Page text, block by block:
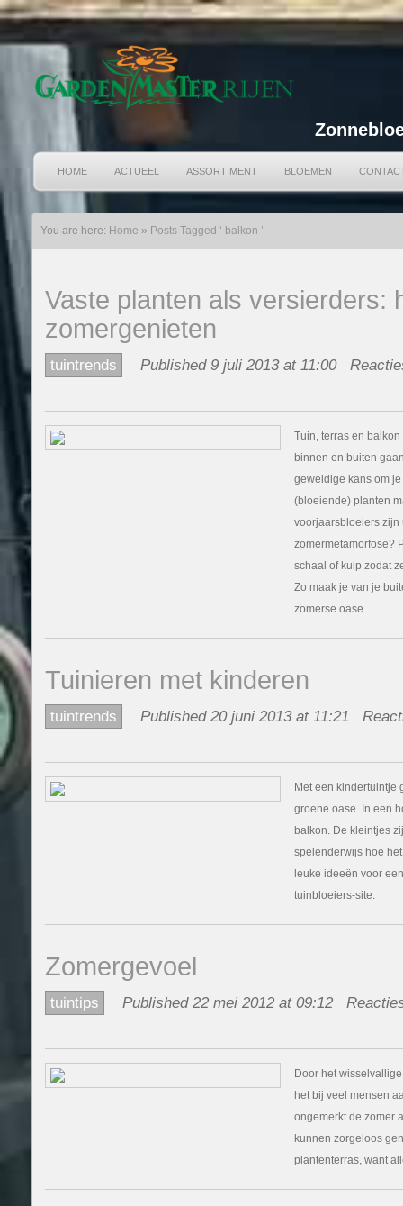
HOME ACTUEEL ASSORTIMENT BLOEMEN
You are here: Home » Posts Tagged ‘ balkon ’
Vaste planten als versierders:
zomergenieten
tuintrends Published 9 juli 2013 at 11:00
Tuin, terras en
binnen en buiten
geweldige kans om
(bloeiende) planten
voorjaarsbloeiers zijn
zomermetamorfose?
schaal of kuip zodat
Zo maak je van je
zomerse oase.
Tuinieren met kinderen
tuintrends Published 20 juni 2013 at 11:21
Met een kindertuintje
groene oase. In een
balkon. De kleintjes
spelenderwijs hoe
leuke ideeën voor
tuinbloeiers-site.
Zomergevoel
tuintips Published 22 mei 2012 at 09:12
Door het
het bij veel mensen
ongemerkt de zomer
kunnen zorgeloos
plantenterras, want